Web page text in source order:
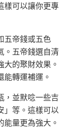
樣可以讓你更專
五帝錢或五色
。五帝錢選自清
的聚財效果。
轉運補運。
，並默唸一些吉
」等。這樣可以
量更為強大。